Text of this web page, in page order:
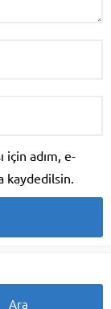
için adım, e-
kaydedilsin.